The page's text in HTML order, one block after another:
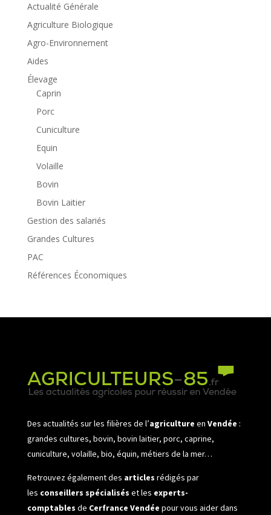
Actualité Générale
Agriculture Biologique
Agro-Environnement
Aides
Élevage
Caprin
Porc
Cuniculture
Equin
Volaille
Bovin
Bovin Laitier
Gestion des salariés
Grandes Cultures
PAC
Références Économiques
Des actualités sur les filières de l’agriculture en Vendée :
grandes cultures, bovin, bovin laitier, porc, caprine,
cuniculture, volaille, bio, équin, métiers de la mer…
Retrouvez également des articles rédigés par
les conseillers spécialisés et les experts-
comptables de Cerfrance Vendée pour vous aider dans